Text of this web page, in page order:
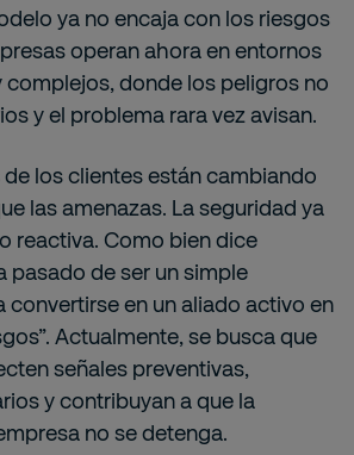
ya no encaja con los riesgos
operan ahora en entornos
complejos, donde los peligros no
y el problema rara vez avisan.
los clientes están cambiando
las amenazas. La seguridad ya
reactiva. Como bien dice
pasado de ser un simple
convertirse en un aliado activo en
Actualmente, se busca que
señales preventivas,
y contribuyan a que la
no se detenga.